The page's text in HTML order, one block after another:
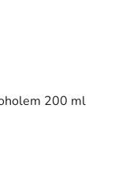
200 ml